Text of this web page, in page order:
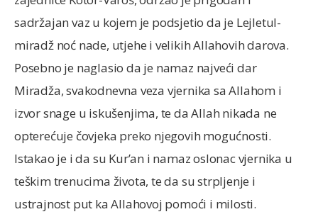
sadržajan vaz u kojem je podsjetio da je Lejletul-
miradž noć nade, utjehe i velikih Allahovih darova.
Posebno je naglasio da je namaz najveći dar
Miradža, svakodnevna veza vjernika sa Allahom i
izvor snage u iskušenjima, te da Allah nikada ne
opterećuje čovjeka preko njegovih mogućnosti.
Istakao je i da su Kur’an i namaz oslonac vjernika u
teškim trenucima života, te da su strpljenje i
ustrajnost put ka Allahovoj pomoći i milosti.